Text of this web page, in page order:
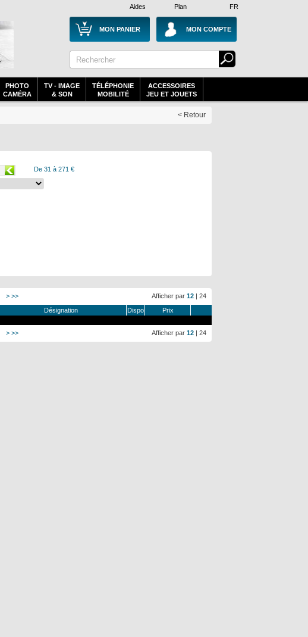
Plan
Aides FR
MON PANIER MON COMPTE
PHOTO
CAMÉRA
TV - IMAGE
& SON
TÉLÉPHONIE
MOBILITÉ
ACCESSOIRES
JEU ET JOUETS
< Retour
De 31 à 271 €
Afficher par 12 | 24
> >>
Désignation Dispo Prix
Afficher par 12 | 24
> >>